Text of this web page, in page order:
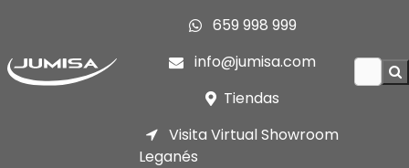
659 998 999
info@jumisa.com
Tiendas
Visita Virtual Showroom
Leganés